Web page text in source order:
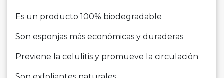
Es un producto 100% biodegradable
Son esponjas más económicas y duraderas
Previene la celulitis y promueve la circulación